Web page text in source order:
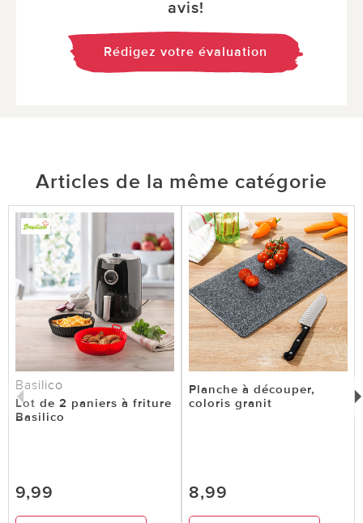
avis!
Rédigez votre évaluation
Articles de la même catégorie
Basilico
Lot de 2 paniers à friture
Basilico
9,99
Planche à découper,
coloris granit
8,99